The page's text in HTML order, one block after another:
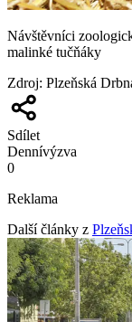
Návštěvníci
malinké tučňáky
Zdroj: Plzeňská
Sdílet
Dennívýzva
0
Reklama
Další články z